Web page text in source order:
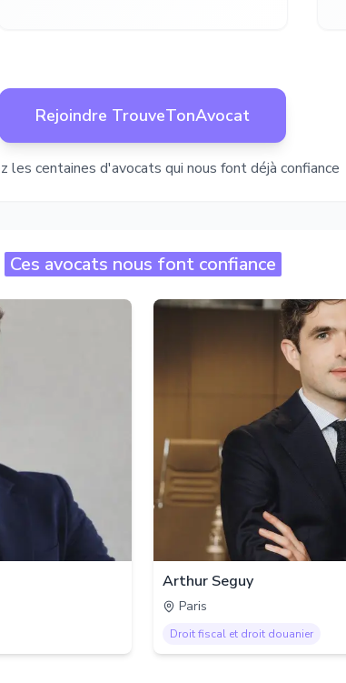
Rejoindre TrouveTonAvocat
les centaines d'avocats qui nous font déjà confiance
Ces avocats nous font confiance
Arthur Seguy
Paris
Droit fiscal et droit douanier